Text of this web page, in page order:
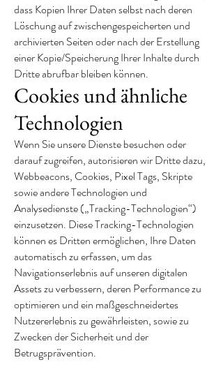
dass Kopien Ihrer Daten selbst nach deren
Löschung auf zwischengespeicherten und
archivierten Seiten oder nach der Erstellung
einer Kopie/Speicherung Ihrer Inhalte durch
Dritte abrufbar bleiben können.
Cookies und ähnliche
Technologien
Wenn Sie unsere Dienste besuchen oder
darauf zugreifen, autorisieren wir Dritte dazu,
Webbeacons, Cookies, Pixel Tags, Skripte
sowie andere Technologien und
Analysedienste („Tracking-Technologien“)
einzusetzen. Diese Tracking-Technologien
können es Dritten ermöglichen, Ihre Daten
automatisch zu erfassen, um das
Navigationserlebnis auf unseren digitalen
Assets zu verbessern, deren Performance zu
optimieren und ein maßgeschneidertes
Nutzererlebnis zu gewährleisten, sowie zu
Zwecken der Sicherheit und der
Betrugsprävention.